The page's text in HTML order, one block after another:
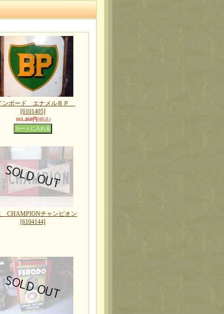
ンボード エナメルＢＰ
[6101405]
161,460円(税込)
CHAMPIONチャンピオン
[6104144]